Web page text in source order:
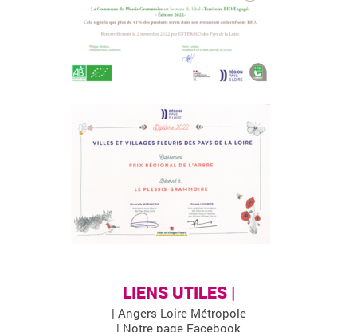
LIENS UTILES |
| Angers Loire Métropole
| Notre page Facebook